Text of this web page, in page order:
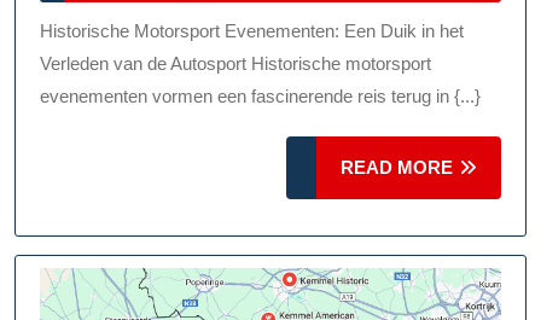
Historische
Motorsport
Evenementen
2025
Historische Motorsport Evenementen: Een Duik in het
Verleden van de Autosport Historische motorsport
evenementen vormen een fascinerende reis terug in {...}
READ MORE
MORE